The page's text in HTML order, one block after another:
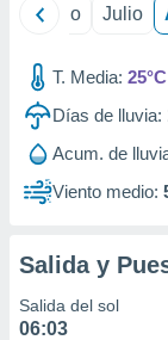
1199
Junio Julio
T. Media: 25°C
Días de lluvia:
Acum. de
Viento medio:
Salida y
Salida del sol
06:03